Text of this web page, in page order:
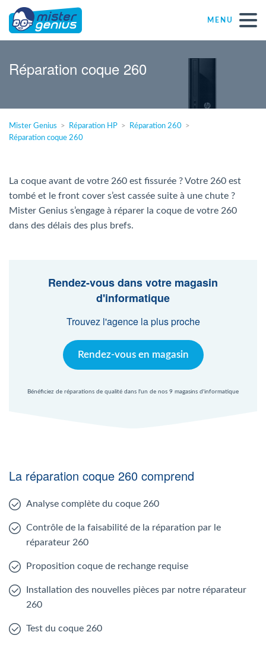
MENU
Particulier
PME
Agent Mac
Nl
Réparation coque 260
Mister Genius Réparation HP
Réparation 260
Réparation coque 260
La coque avant de votre 260 est fissurée ? Votre 260 est
tombé et le front cover s’est cassée suite à une chute ?
Mister Genius s’engage à réparer la coque de votre 260
dans des délais des plus brefs.
Rendez-vous dans votre magasin
d'informatique
Trouvez l'agence la plus proche
Rendez-vous en magasin
Bénéficiez de réparations de qualité dans l'un de nos 9 magasins d'informatique
La réparation coque 260 comprend
Analyse complète du coque 260
Contrôle de la faisabilité de la réparation par le
réparateur 260
Proposition coque de rechange requise
Installation des nouvelles pièces par notre réparateur
260
Test du coque 260